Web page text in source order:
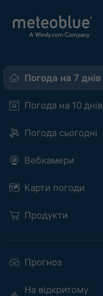
Погода на 7 днів
Погода на 10 днів
Погода сьогодні
Вебкамери
Карти погоди
Продукти
Прогноз
На відкритому